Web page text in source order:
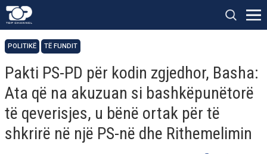
POLITIKË TË FUNDIT
Pakti PS-PD për kodin zgjedhor, Basha:
Ata që na akuzuan si bashkëpunëtorë
të qeverisjes, u bënë ortak për të
shkrirë në një PS-në dhe Rithemelimin